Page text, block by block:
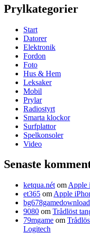
Prylkategorier
Start
Datorer
Elektronik
Fordon
Foto
Hus & Hem
Leksaker
Mobil
Prylar
Radiostyrt
Smarta klockor
Surfplattor
Spelkonsoler
Video
Senaste
ketqua.nét om Apple
et365 om Apple
9080 om Trådlöst
79mgame om
Logitech